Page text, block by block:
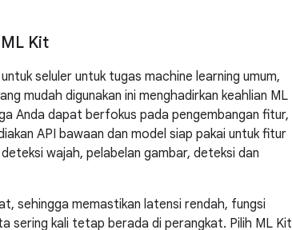
Kit
seluler untuk tugas machine learning umum,
mudah digunakan ini menghadirkan keahlian ML
Anda dapat berfokus pada pengembangan fitur,
API bawaan dan model siap pakai untuk fitur
wajah, pelabelan gambar, deteksi dan
sehingga memastikan latensi rendah, fungsi
sering kali tetap berada di perangkat. Pilih ML Kit